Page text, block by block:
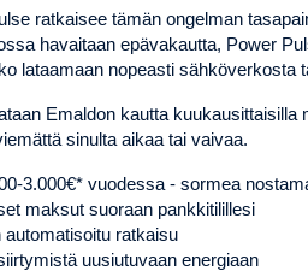
ratkaisee tämän ongelman
havaitaan epävakautta, Power
lataamaan nopeasti sähköverkosta
Emaldon kautta kuukausittaisilla
sinulta aikaa tai vaivaa.
3.000€* vuodessa - sormea
maksut suoraan pankkitilillesi
automatisoitu ratkaisu
uusiutuvaan energiaan